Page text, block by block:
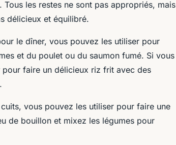
les restes ne sont pas appropriés, mais
délicieux et équilibré.
le dîner, vous pouvez les utiliser pour
et du poulet ou du saumon fumé. Si vous
faire un délicieux riz frit avec des
vous pouvez les utiliser pour faire une
de bouillon et mixez les légumes pour